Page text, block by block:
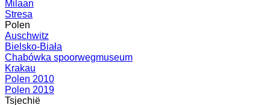
Milaan
Stresa
Polen
Auschwitz
Bielsko-Biała
Chabówka spoorwegmuseum
Krakau
Polen 2010
Polen 2019
Tsjechië